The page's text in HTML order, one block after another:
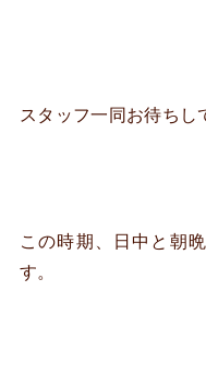
スタッフ一同お待ちし
この時期、日中と朝
す。